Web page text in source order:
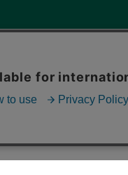
たします。ボタンから同意
とになります。クッキーを
は